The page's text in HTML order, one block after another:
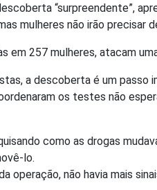
“surpreendente”,
mulheres não irão precisar
em 257 mulheres, atacam
a descoberta é um passo
os testes não
como as drogas
lo.
operação, não havia mais